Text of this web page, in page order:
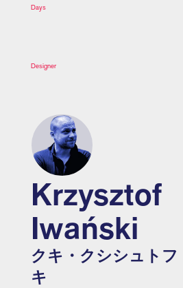
Days
Designer
Krzysztof
Iwański
クキ・クシシュトフ
キ